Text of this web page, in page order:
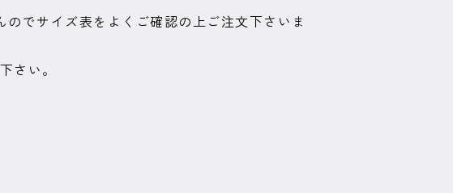
でサイズ表をよくご確認の上ご注文下さいま
さい。